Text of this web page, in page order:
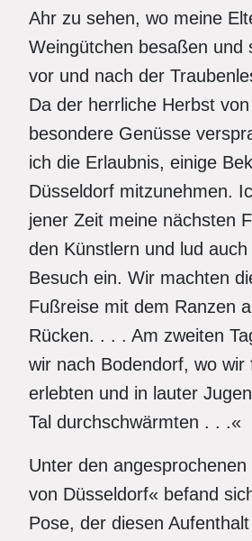
Ahr zu sehen, wo meine
Weingütchen besaßen und
vor und nach der
Da der herrliche Herbst
besondere Genüsse
ich die Erlaubnis, einige
Düsseldorf mitzunehmen.
jener Zeit meine nächsten
den Künstlern und lud
Besuch ein. Wir machten
Fußreise mit dem Ranzen
Rücken. . . . Am zweiten
wir nach Bodendorf, wo wir
erlebten und in lauter
Tal durchschwärmten . . .«
Unter den angesprochenen
von Düsseldorf« befand
Pose, der diesen